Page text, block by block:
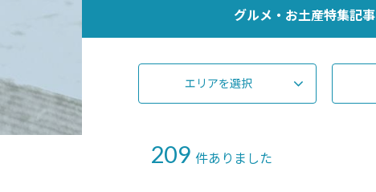
グルメ・お土産特集記事
エリアを選択
209 件ありました